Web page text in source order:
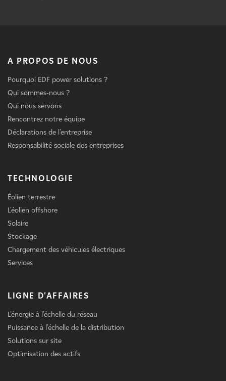
A PROPOS DE NOUS
Pourquoi EDF power solutions ?
Qui sommes-nous ?
Qui nous servons
Rencontrez notre équipe
Déclarations de l'entreprise
Responsabilité sociale des entreprises
TECHNOLOGIE
Éolien terrestre
L'éolien offshore
Solaire
Stockage
Chargement des véhicules électriques
Services
LIGNE D'AFFAIRES
L'énergie à l'échelle du réseau
Puissance à l'échelle de la distribution
Solutions sur site
Optimisation des actifs